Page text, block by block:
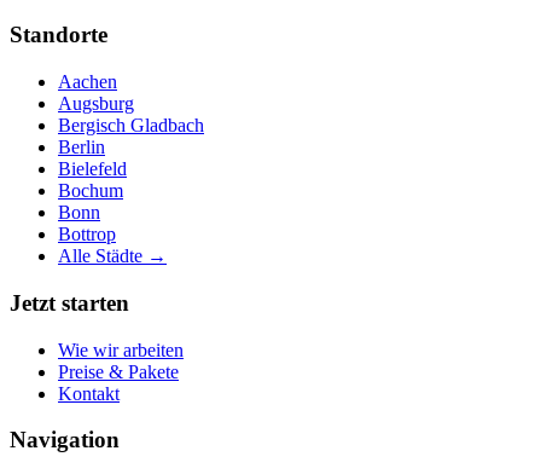
Standorte
Aachen
Augsburg
Bergisch Gladbach
Berlin
Bielefeld
Bochum
Bonn
Bottrop
Alle Städte →
Jetzt starten
Wie wir arbeiten
Preise & Pakete
Kontakt
Navigation